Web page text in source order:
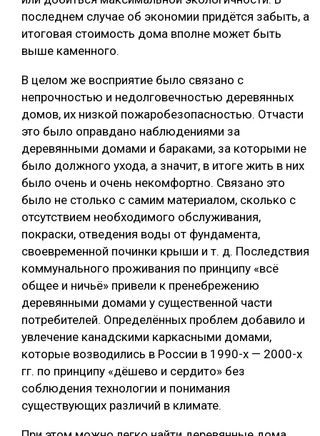
последнем случае об экономии придётся забыть, а
итоговая стоимость дома вполне может быть
выше каменного.
В целом же восприятие было связано с
непрочностью и недолговечностью деревянных
домов, их низкой пожаробезопасностью. Отчасти
это было оправдано наблюдениями за
деревянными домами и бараками, за которыми не
было должного ухода, а значит, в итоге жить в них
было очень и очень некомфортно. Связано это
было не столько с самим материалом, сколько с
отсутствием необходимого обслуживания,
покраски, отведения воды от фундамента,
своевременной починки крыши и т. д. Последствия
коммунального проживания по принципу «всё
общее и ничьё» привели к пренебрежению
деревянными домами у существенной части
потребителей. Определённых проблем добавило и
увлечение канадскими каркасными домами,
которые возводились в России в 1990-х — 2000-х
гг. по принципу «дёшево и сердито» без
соблюдения технологии и понимания
существующих различий в климате.